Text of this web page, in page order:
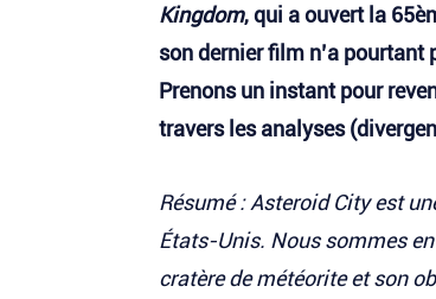
Kingdom, qui a ouvert la
son dernier film n’a
Prenons un instant pour
travers les analyses
Résumé : Asteroid City est
États-Unis. Nous sommes
cratère de météorite et son